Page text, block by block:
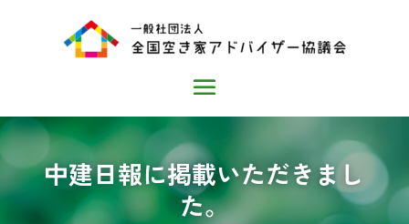
中建日報に掲載いただきまし
た。